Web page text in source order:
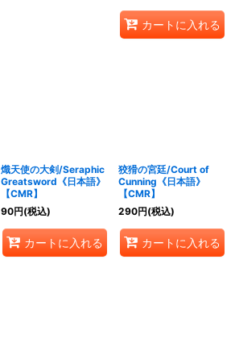
カートに入れる
熾天使の大剣/Seraphic
Greatsword《日本語》
【CMR】
90円(税込)
カートに入れる
狡猾の宮廷/Court of
Cunning《日本語》
【CMR】
290円(税込)
カートに入れる